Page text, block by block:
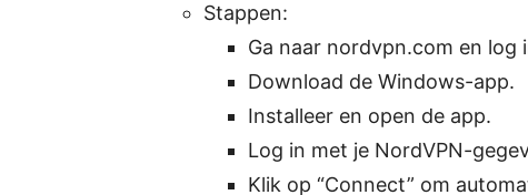
Stappen:
Ga naar nordvpn.com en log
Download de Windows-app.
Installeer en open de app.
Log in met je NordVPN-
Klik op “Connect” om